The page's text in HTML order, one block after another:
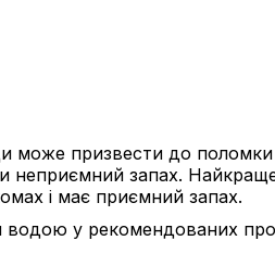
може призвести до
неприємний запах.
і має приємний запах.
водою у рекомендованих